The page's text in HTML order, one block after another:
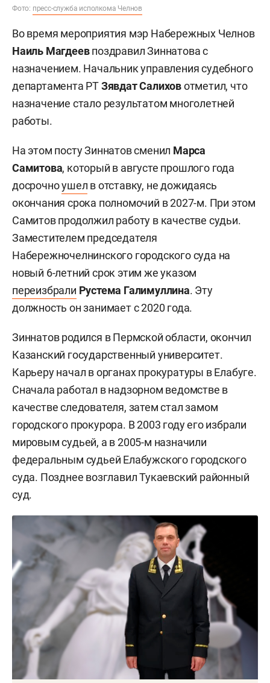
Фото: пресс-служба исполкома Челнов
Во время мероприятия мэр Набережных Челнов
Наиль Магдеевпоздравил Зиннатова с
назначением. Начальник управления судебного
департамента РТЗявдат Салиховотметил, что
назначение стало результатом многолетней
работы.
На этом посту Зиннатов сменил Марса
Самитова, который в августе прошлого года
досрочноушел в отставку, не дожидаясь
окончания срока полномочий в 2027-м. При этом
Самитов продолжил работу в качестве судьи.
Заместителем председателя
Набережночелнинского городского суда на
новый 6-летний срок этим же указом
переизбрали Рустема Галимуллина. Эту
должность он занимает с 2020 года.
Зиннатов родился в Пермской области, окончил
Казанский государственный университет.
Карьеру начал в органах прокуратуры в Елабуге.
Сначала работал в надзорном ведомстве в
качестве следователя, затем стал замом
городского прокурора. В 2003 году его избрали
мировым судьей, а в 2005-м назначили
федеральным судьей Елабужского городского
суда. Позднее возглавил Тукаевский районный
суд.